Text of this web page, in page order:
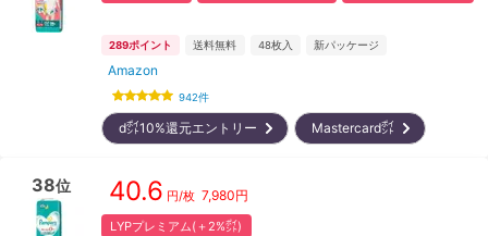
289ポイント 送料無料 48枚入 新パッケージ
Amazon
942件
d㌽10%還元エントリー Mastercard㌽
38位 40.6 円/枚 7,980円
LYPプレミアム(＋2%㌽)